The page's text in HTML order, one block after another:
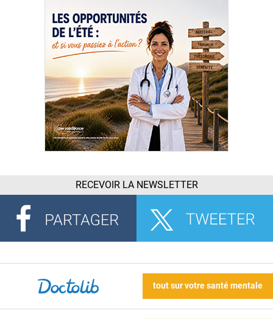
RECEVOIR LA NEWSLETTER
tout sur votre santé mentale